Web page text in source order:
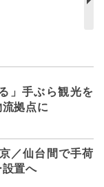
」手ぶら観光を
拠点に
／仙台間で手荷
置へ